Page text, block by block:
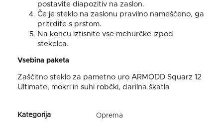
postavite diapozitiv na zaslon.
Če je steklo na zaslonu pravilno nameščeno, ga
pritrdite s prstom.
Na koncu iztisnite vse mehurčke izpod
stekelca.
Vsebina paketa
Zaščitno steklo za pametno uro ARMODD Squarz 12
Ultimate, mokri in suhi robčki, darilna škatla
Oprema